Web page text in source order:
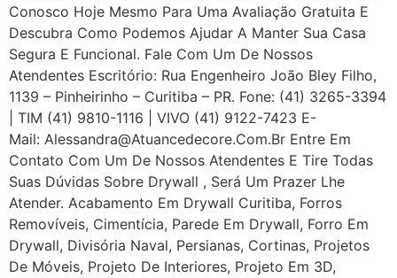
Conosco Hoje Mesmo Para Uma Avaliação Gratuita E
Descubra Como Podemos Ajudar A Manter Sua Casa
Segura E Funcional. Fale Com Um De Nossos
Atendentes Escritório: Rua Engenheiro João Bley Filho,
1139 – Pinheirinho – Curitiba – PR. Fone: (41) 3265-3394
| TIM (41) 9810-1116 | VIVO (41) 9122-7423 E-
Mail: Alessandra@atuancedecore.com.br Entre Em
Contato Com Um De Nossos Atendentes E Tire Todas
Suas Dúvidas Sobre Drywall ‎, Será Um Prazer Lhe
Atender. Acabamento Em Drywall Curitiba, Forros
Removíveis, Cimentícia, Parede Em Drywall, Forro Em
Drywall, Divisória Naval, Persianas, Cortinas, Projetos
De Móveis, Projeto De Interiores, Projeto Em 3D,